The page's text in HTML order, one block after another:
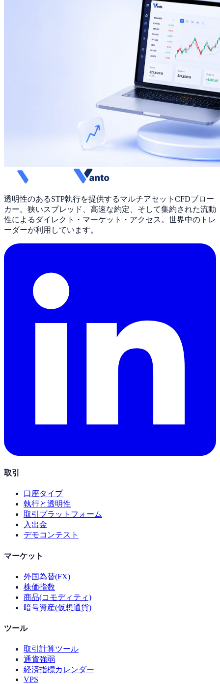
透明性のあるSTP執行を提供するマルチアセットCFDブロー
カー。狭いスプレッド、高速な約定、そして集約された流動
性によるダイレクト・マーケット・アクセス。世界中のトレ
ーダーが利用しています。
取引
口座タイプ
執行と透明性
取引プラットフォーム
入出金
デモコンテスト
マーケット
外国為替(FX)
株価指数
商品(コモディティ)
暗号資産(仮想通貨)
ツール
取引計算ツール
通貨強弱
経済指標カレンダー
VPS